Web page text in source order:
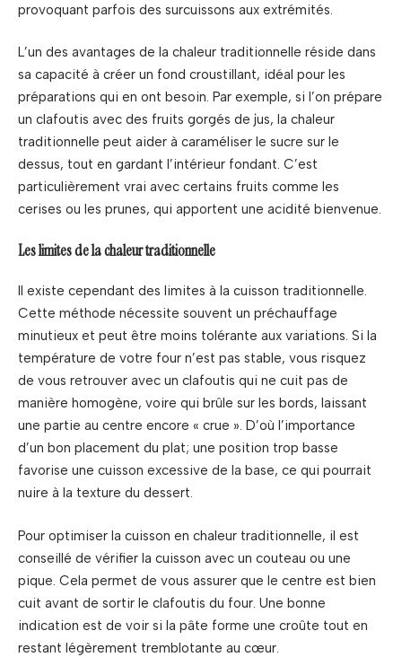
provoquant parfois des surcuissons aux extrémités.
L’un des avantages de la chaleur traditionnelle réside dans
sa capacité à créer un fond croustillant, idéal pour les
préparations qui en ont besoin. Par exemple, si l’on prépare
un clafoutis avec des fruits gorgés de jus, la chaleur
traditionnelle peut aider à caraméliser le sucre sur le
dessus, tout en gardant l’intérieur fondant. C’est
particulièrement vrai avec certains fruits comme les
cerises ou les prunes, qui apportent une acidité bienvenue.
Les limites de la chaleur traditionnelle
Il existe cependant des limites à la cuisson traditionnelle.
Cette méthode nécessite souvent un préchauffage
minutieux et peut être moins tolérante aux variations. Si la
température de votre four n’est pas stable, vous risquez
de vous retrouver avec un clafoutis qui ne cuit pas de
manière homogène, voire qui brûle sur les bords, laissant
une partie au centre encore « crue ». D’où l’importance
d’un bon placement du plat; une position trop basse
favorise une cuisson excessive de la base, ce qui pourrait
nuire à la texture du dessert.
Pour optimiser la cuisson en chaleur traditionnelle, il est
conseillé de vérifier la cuisson avec un couteau ou une
pique. Cela permet de vous assurer que le centre est bien
cuit avant de sortir le clafoutis du four. Une bonne
indication est de voir si la pâte forme une croûte tout en
restant légèrement tremblotante au cœur.